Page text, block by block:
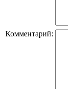
Комментарий: